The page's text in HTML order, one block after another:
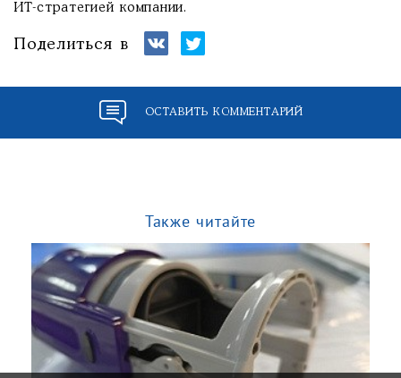
ИТ-стратегией компании.
Поделиться в
ОСТАВИТЬ КОММЕНТАРИЙ
Также читайте